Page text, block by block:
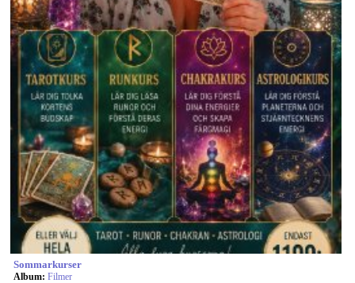
Sommarkurser
Album: Filmer